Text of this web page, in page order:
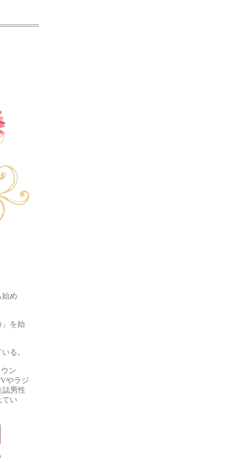
始め
」を始
る。
ン
やラジ
誌男性
てい